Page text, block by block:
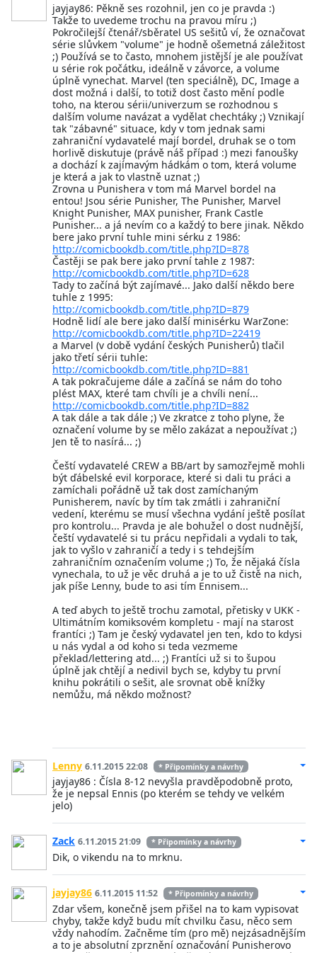
jayjay86: Pěkně ses rozohnil, jen co je pravda :)
Takže to uvedeme trochu na pravou míru ;)
Pokročilejší čtenář/sběratel US sešitů ví, že označovat
série slůvkem "volume" je hodně ošemetná záležitost
;) Používá se to často, mnohem jistější je ale používat
u série rok počátku, ideálně v závorce, a volume
úplně vynechat. Marvel (ten speciálně), DC, Image a
dost možná i další, to totiž dost často mění podle
toho, na kterou sérii/univerzum se rozhodnou s
dalším volume navázat a vydělat chechtáky ;) Vznikají
tak "zábavné" situace, kdy v tom jednak sami
zahraniční vydavatelé mají bordel, druhak se o tom
horlivě diskutuje (právě náš případ :) mezi fanoušky
a dochází k zajímavým hádkám o tom, která volume
je která a jak to vlastně uznat ;)
Zrovna u Punishera v tom má Marvel bordel na
entou! Jsou série Punisher, The Punisher, Marvel
Knight Punisher, MAX punisher, Frank Castle
Punisher... a já nevím co a každý to bere jinak. Někdo
bere jako první tuhle mini sérku z 1986:
http://comicbookdb.com/title.php?ID=878
Častěji se pak bere jako první tahle z 1987:
http://comicbookdb.com/title.php?ID=628
Tady to začíná být zajímavé... Jako další někdo bere
tuhle z 1995:
http://comicbookdb.com/title.php?ID=879
Hodně lidí ale bere jako další minisérku WarZone:
http://comicbookdb.com/title.php?ID=22419
a Marvel (v době vydání českých Punisherů) tlačil
jako třetí sérii tuhle:
http://comicbookdb.com/title.php?ID=881
A tak pokračujeme dále a začíná se nám do toho
plést MAX, které tam chvíli je a chvíli není...
http://comicbookdb.com/title.php?ID=882
A tak dále a tak dále ;) Ve zkratce z toho plyne, že
označení volume by se mělo zakázat a nepoužívat ;)
Jen tě to nasírá... ;)
Čeští vydavatelé CREW a BB/art by samozřejmě mohli
být ďábelské evil korporace, které si dali tu práci a
zamíchali pořádně už tak dost zamíchaným
Punisherem, navíc by tím tak zmátli i zahraniční
vedení, kterému se musí všechna vydání ještě posílat
pro kontrolu... Pravda je ale bohužel o dost nudnější,
čeští vydavatelé si tu prácu nepřidali a vydali to tak,
jak to vyšlo v zahraničí a tedy i s tehdejším
zahraničním označením volume ;) To, že nějaká čísla
vynechala, to už je věc druhá a je to už čistě na nich,
jak píše Lenny, bude to asi tím Ennisem...
A teď abych to ještě trochu zamotal, přetisky v UKK -
Ultimátním komiksovém kompletu - mají na starost
frantíci ;) Tam je český vydavatel jen ten, kdo to kdysi
u nás vydal a od koho si teda vezmeme
překlad/lettering atd... ;) Frantíci už si to šupou
úplně jak chtějí a nedivil bych se, kdyby tu první
knihu pokrátili o sešit, ale srovnat obě knížky
nemůžu, má někdo možnost?
Lenny 6.11.2015 22:08 * Připomínky a návrhy
jayjay86 : Čísla 8-12 nevyšla pravděpodobně proto,
že je nepsal Ennis (po kterém se tehdy ve velkém
jelo)
Zack 6.11.2015 21:09 * Připomínky a návrhy
Dik, o vikendu na to mrknu.
jayjay86 6.11.2015 11:52 * Připomínky a návrhy
Zdar všem, konečně jsem přišel na to kam vypisovat
chyby, takže když budu mít chvilku času, něco sem
vždy nahodím. Začněme tím (pro mě) nejzásadnějším
a to je absolutní zprznění označování Punisherovo